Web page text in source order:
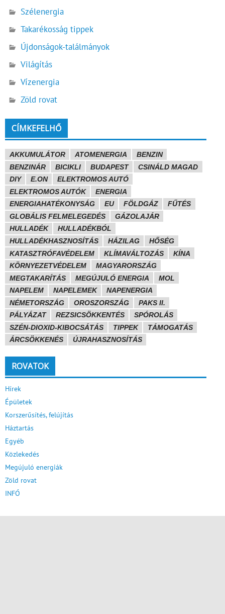
Szélenergia
Takarékosság tippek
Újdonságok-találmányok
Világítás
Vízenergia
Zöld rovat
CÍMKEFELHŐ
AKKUMULÁTOR ATOMENERGIA
BENZIN
BENZINÁR
BICIKLI BUDAPEST
CSINÁLD MAGAD
DIY
E.ON
ELEKTROMOS AUTÓ
ELEKTROMOS AUTÓK
ENERGIA
ENERGIAHATÉKONYSÁG
EU FÖLDGÁZ
FŰTÉS
GLOBÁLIS FELMELEGEDÉS
GÁZOLAJÁR
HULLADÉK
HULLADÉKBÓL
HULLADÉKHASZNOSÍTÁS
HÁZILAG
HŐSÉG
KATASZTRÓFAVÉDELEM
KLÍMAVÁLTOZÁS
KÍNA
KÖRNYEZETVÉDELEM
MAGYARORSZÁG
MEGTAKARÍTÁS
MEGÚJULÓ ENERGIA
MOL
NAPELEM
NAPELEMEK
NAPENERGIA
NÉMETORSZÁG
OROSZORSZÁG
PAKS II.
PÁLYÁZAT
REZSICSÖKKENTÉS
SPÓROLÁS
SZÉN-DIOXID-KIBOCSÁTÁS
TIPPEK
TÁMOGATÁS
ÁRCSÖKKENÉS
ÚJRAHASZNOSÍTÁS
ROVATOK
Hírek
Épületek
Korszerűsítés, felújítás
Háztartás
Egyéb
Közlekedés
Megújuló energiák
Zöld rovat
INFÓ